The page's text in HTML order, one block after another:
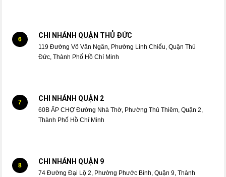
6 CHI NHÁNH QUẬN THỦ ĐỨC
119 Đường Võ Văn Ngân, Phường Linh Chiểu, Quận Thủ
Đức, Thành Phố Hồ Chí Minh
7 CHI NHÁNH QUẬN 2
60B ẤP CHỢ Đường Nhà Thờ, Phường Thủ Thiêm, Quận 2,
Thành Phố Hồ Chí Minh
8 CHI NHÁNH QUẬN 9
74 Đường Đại Lộ 2, Phường Phước Bình, Quận 9, Thành